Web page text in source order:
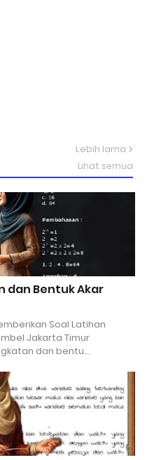
Lebih lama
Lihat semua
dan Bentuk Akar
Soal Latihan
Jakarta Timur
dan bentu…